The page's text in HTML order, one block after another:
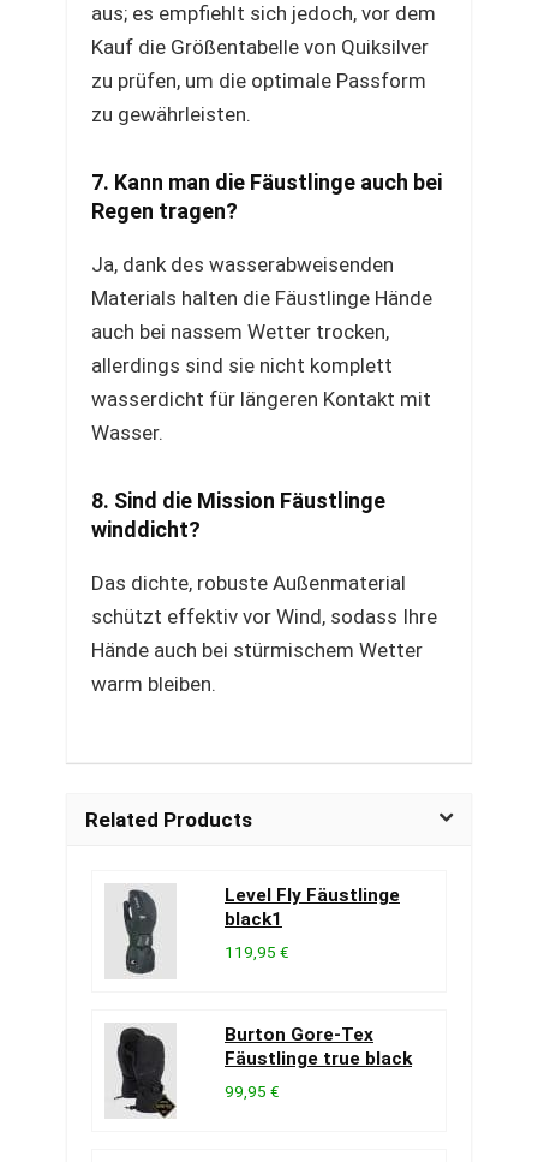
aus; es empfiehlt sich jedoch, vor dem
Kauf die Größentabelle von Quiksilver
zu prüfen, um die optimale Passform
zu gewährleisten.
7. Kann man die Fäustlinge auch bei
Regen tragen?
Ja, dank des wasserabweisenden
Materials halten die Fäustlinge Hände
auch bei nassem Wetter trocken,
allerdings sind sie nicht komplett
wasserdicht für längeren Kontakt mit
Wasser.
8. Sind die Mission Fäustlinge
winddicht?
Das dichte, robuste Außenmaterial
schützt effektiv vor Wind, sodass Ihre
Hände auch bei stürmischem Wetter
warm bleiben.
Related Products
Level Fly Fäustlinge
black1
119,95 €
Burton Gore-Tex
Fäustlinge true black
99,95 €